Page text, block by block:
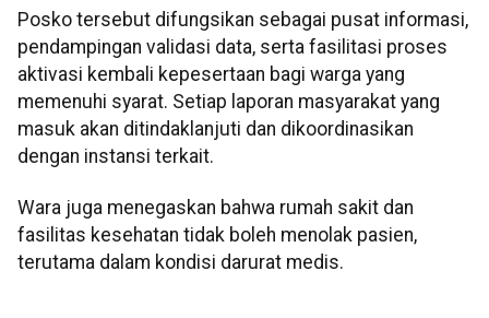
Posko tersebut difungsikan sebagai pusat informasi,
pendampingan validasi data, serta fasilitasi proses
aktivasi kembali kepesertaan bagi warga yang
memenuhi syarat. Setiap laporan masyarakat yang
masuk akan ditindaklanjuti dan dikoordinasikan
dengan instansi terkait.
Wara juga menegaskan bahwa rumah sakit dan
fasilitas kesehatan tidak boleh menolak pasien,
terutama dalam kondisi darurat medis.